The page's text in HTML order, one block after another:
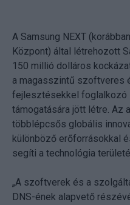
A Samsung NEXT
Központ) által létrehozott
150 millió dolláros
a magasszintű szoftveres
fejlesztésekkel foglalkozó
támogatására jött létre. Az
többlépcsős globális
különböző erőforrásokkal
segíti a technológia
„A szoftverek és a
DNS-ének alapvető